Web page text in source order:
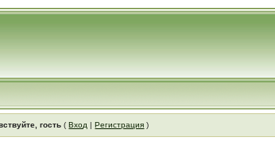
гость (Вход |Регистрация )